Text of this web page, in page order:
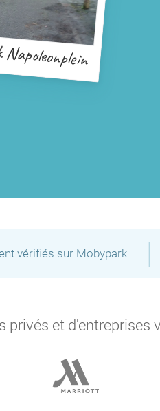
vérifiés sur Mobypark |
privés et d'entreprises